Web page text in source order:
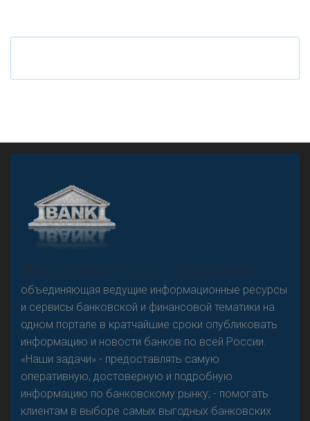
Резкого разворота на рынке автокредитов не
предвидится - «Интервью»
Что будет с наличными деньгами при цифровом
«Н
овости Банков России» – группа компаний,
объединяющая ведущие информационные ресурсы
и сервисы банковской и финансовой тематики на
одном портале в кратчайшие сроки опубликовать
информацию и новости банков по всей России.
«Наши задачи» - предоставлять самую
оперативную, достоверную и подробную
информацию по банковскому рынку; - помогать
клиентам в выборе самых выгодных банковских